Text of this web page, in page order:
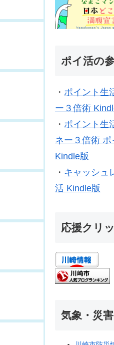
ポイ活の
・ ポイント生
ー３倍術
・ ポイント生
ネー３倍術
Kindle版
・ キャッシュ
活 Kindle版
応援クリ
気象・災